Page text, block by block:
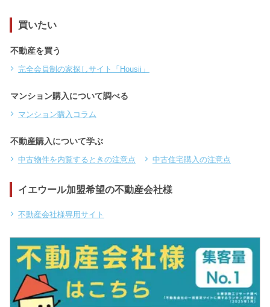
買いたい
不動産を買う
完全会員制の家探しサイト「Housii」
マンション購入について調べる
マンション購入コラム
不動産購入について学ぶ
中古物件を内覧するときの注意点 中古住宅購入の注意点
イエウール加盟希望の不動産会社様
不動産会社様専用サイト